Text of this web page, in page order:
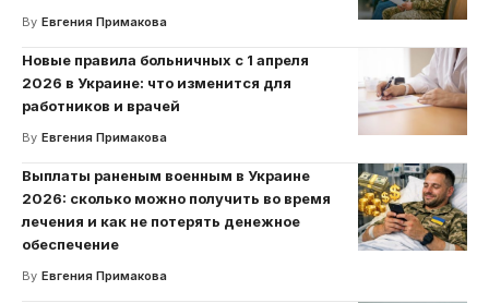
By Евгения Примакова
Новые правила больничных с 1 апреля
2026 в Украине: что изменится для
работников и врачей
By Евгения Примакова
Выплаты раненым военным в Украине
2026: сколько можно получить во время
лечения и как не потерять денежное
обеспечение
By Евгения Примакова